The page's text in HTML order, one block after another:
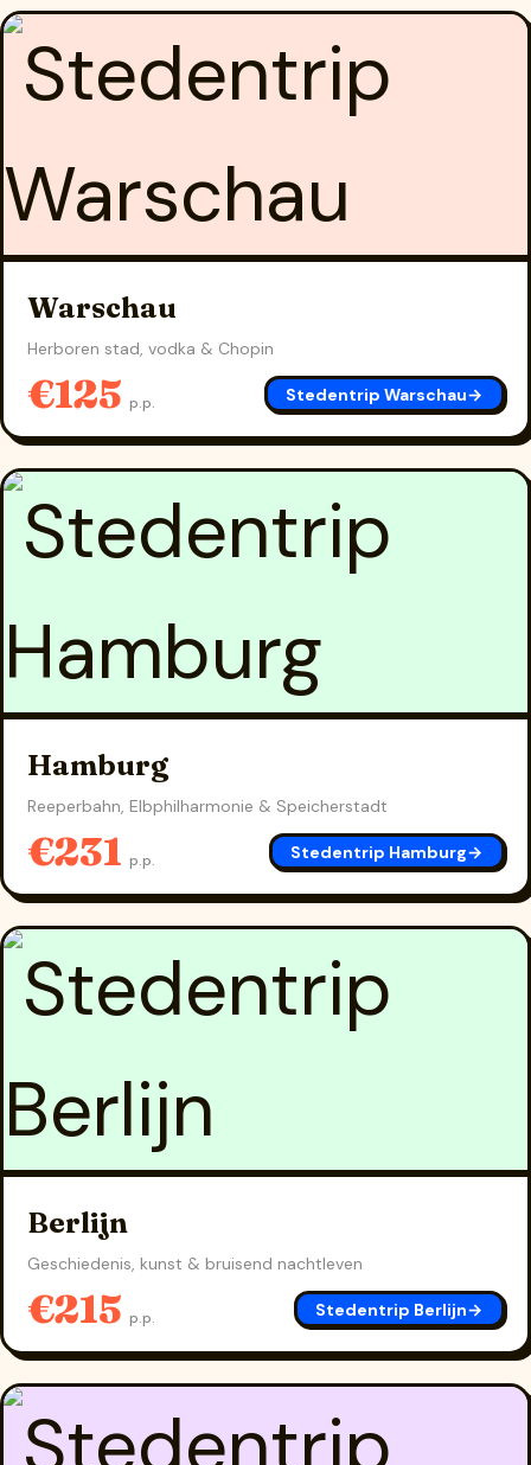
Warschau
Herboren stad, vodka & Chopin
€125 p.p. Stedentrip Warschau→
Hamburg
Reeperbahn, Elbphilharmonie & Speicherstadt
€231 p.p. Stedentrip Hamburg→
Berlijn
Geschiedenis, kunst & bruisend nachtleven
€215 p.p. Stedentrip Berlijn→